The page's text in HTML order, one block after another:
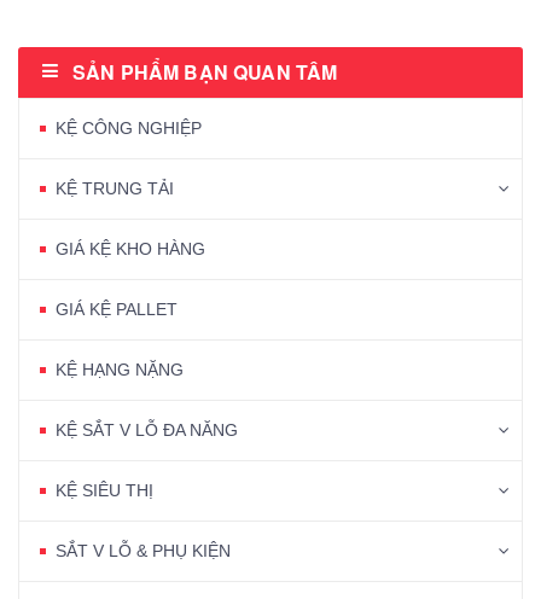
SẢN PHẨM BẠN QUAN TÂM
KỆ CÔNG NGHIỆP
KỆ TRUNG TẢI
GIÁ KỆ KHO HÀNG
GIÁ KỆ PALLET
KỆ HẠNG NẶNG
KỆ SẮT V LỖ ĐA NĂNG
KỆ SIÊU THỊ
SẮT V LỖ & PHỤ KIỆN